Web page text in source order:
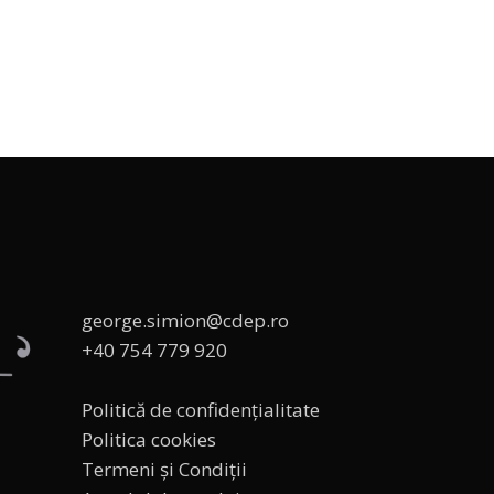
george.simion@cdep.ro
+40 754 779 920
Politică de confidențialitate
Politica cookies
Termeni și Condiții